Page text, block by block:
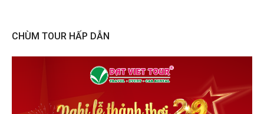
CHÙM TOUR HẤP DẪN